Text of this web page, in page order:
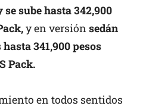
sube hasta 342,900
y en versión sedán
341,900 pesos
Pack.
en todos sentidos